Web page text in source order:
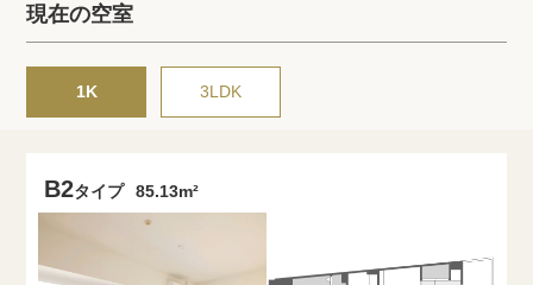
商標について
現在の空室
1K 3LDK
B2タイプ 85.13m²